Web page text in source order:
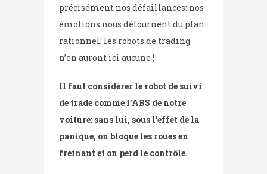
précisément nos défaillances: nos
émotions nous détournent du plan
rationnel: les robots de trading
n’en auront ici aucune !
Il faut considérer le robot de suivi
de trade comme l’ABS de notre
voiture: sans lui, sous l’effet de la
panique, on bloque les roues en
freinant et on perd le contrôle.